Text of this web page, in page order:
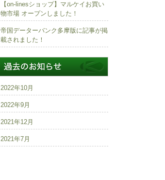
【on-linesショップ】マルケイお買い
物市場 オープンしました！
帝国データーバンク多摩版に記事が掲
載されました！
2022年10月
2022年9月
2021年12月
2021年7月